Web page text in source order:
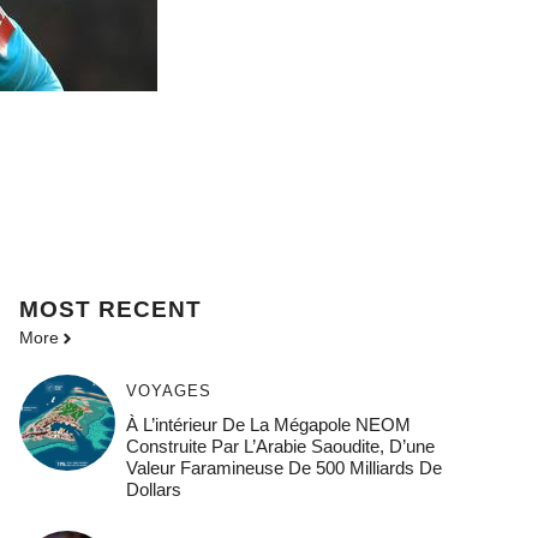
MOST RECENT
More
VOYAGES
À L’intérieur De La Mégapole NEOM
Construite Par L’Arabie Saoudite, D’une
Valeur Faramineuse De 500 Milliards De
Dollars